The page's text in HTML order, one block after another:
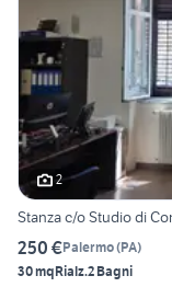
2
Stanza c/o Studio di
250 €Palermo(PA)
30 mqRialz.2 Bagni